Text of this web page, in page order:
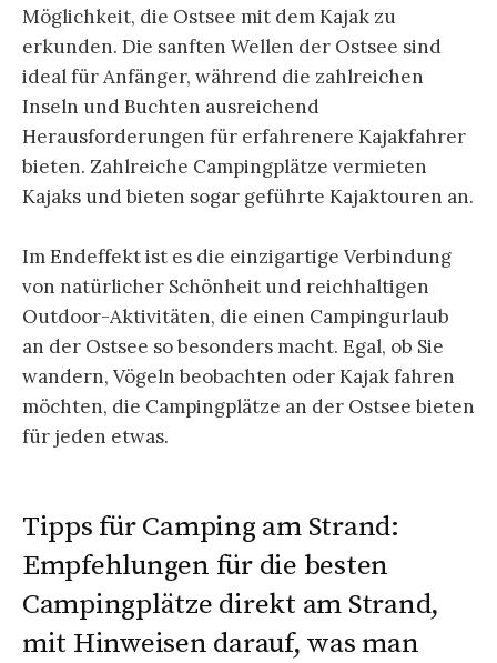
Möglichkeit, die Ostsee mit dem Kajak zu
erkunden. Die sanften Wellen der Ostsee sind
ideal für Anfänger, während die zahlreichen
Inseln und Buchten ausreichend
Herausforderungen für erfahrenere Kajakfahrer
bieten. Zahlreiche Campingplätze vermieten
Kajaks und bieten sogar geführte Kajaktouren an.
Im Endeffekt ist es die einzigartige Verbindung
von natürlicher Schönheit und reichhaltigen
Outdoor-Aktivitäten, die einen Campingurlaub
an der Ostsee so besonders macht. Egal, ob Sie
wandern, Vögeln beobachten oder Kajak fahren
möchten, die Campingplätze an der Ostsee bieten
für jeden etwas.
Tipps für Camping am Strand:
Empfehlungen für die besten
Campingplätze direkt am Strand,
mit Hinweisen darauf, was man